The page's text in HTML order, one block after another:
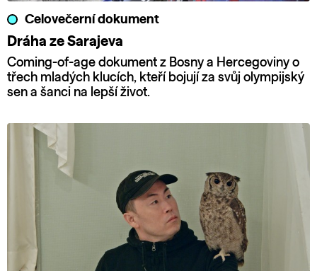
Celovečerní dokument
Dráha ze Sarajeva
Coming-of-age dokument z Bosny a Hercegoviny o
třech mladých klucích, kteří bojují za svůj olympijský
sen a šanci na lepší život.